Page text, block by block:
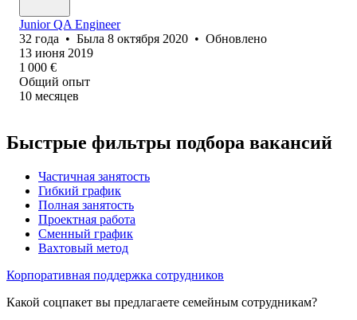
Junior QA Engineer
32 года • Была 8 октября 2020 • Обновлено
13 июня 2019
1 000 €
Общий опыт
10 месяцев
Быстрые фильтры подбора вакансий
Частичная занятость
Гибкий график
Полная занятость
Проектная работа
Сменный график
Вахтовый метод
Корпоративная поддержка сотрудников
Какой соцпакет вы предлагаете семейным сотрудникам?